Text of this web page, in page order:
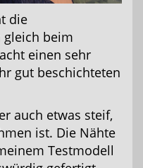
die
beim
einen sehr
gut beschichteten
auch etwas steif,
ist. Die Nähte
Testmodell